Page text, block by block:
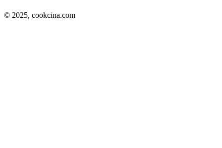
© 2025, cookcina.com